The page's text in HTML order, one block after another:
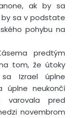
ak by sa
by sa v podstate
pohybu na
predtým
tom, že útoky
Izrael úplne
úplne neukončí
varovala pred
novembrom